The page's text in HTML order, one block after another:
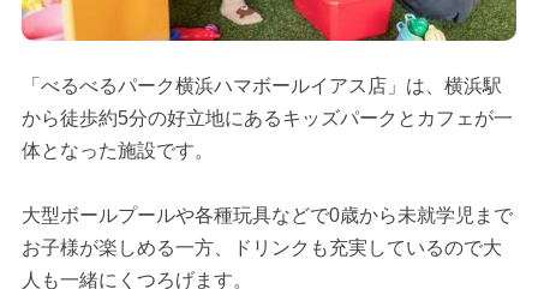
「べるべるパーク横浜ハマボールイアス店」は、横浜駅
から徒歩約5分の好立地にあるキッズパークとカフェが一
体となった施設です。
大型ボールプールや各種玩具などで0歳から未就学児まで
お子様が楽しめる一方、ドリンクも充実しているので大
人も一緒にくつろげます。